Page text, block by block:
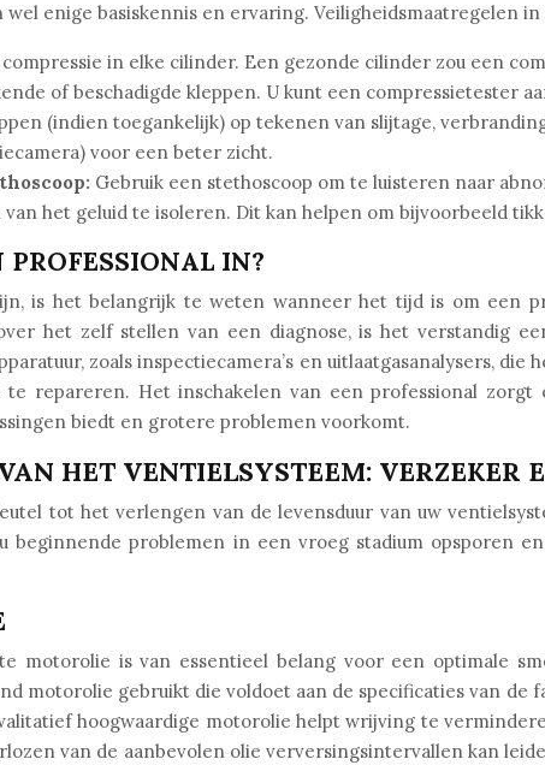
enige basiskennis en ervaring. Veiligheidsmaatregelen
in elke cilinder. Een gezonde cilinder zou een
of beschadigde kleppen. U kunt een compressietester
(indien toegankelijk) op tekenen van slijtage,
voor een beter zicht.
Gebruik een stethoscoop om te luisteren naar
het geluid te isoleren. Dit kan helpen om bijvoorbeeld
IN?
is het belangrijk te weten wanneer het tijd is om een
het zelf stellen van een diagnose, is het verstandig
zoals inspectiecamera’s en uitlaatgasanalysers,
repareren. Het inschakelen van een professional
biedt en grotere problemen voorkomt.
HET VENTIELSYSTEEM: VERZEKER
tot het verlengen van de levensduur van uw
beginnende problemen in een vroeg stadium opsporen
motorolie is van essentieel belang voor een optimale
motorolie gebruikt die voldoet aan de specificaties van
hoogwaardige motorolie helpt wrijving te
van de aanbevolen olie verversingsintervallen kan